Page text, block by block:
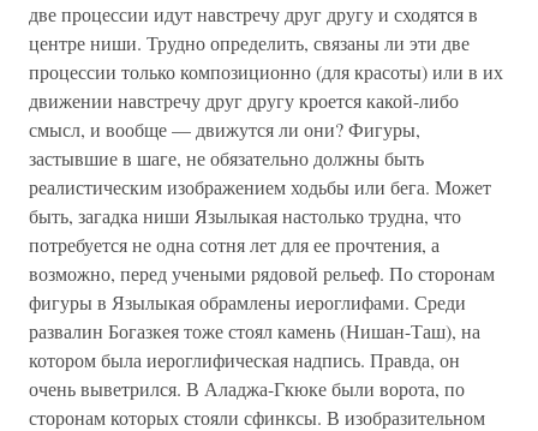
две процессии идут навстречу друг другу и сходятся в
центре ниши. Трудно определить, связаны ли эти две
процессии только композиционно (для красоты) или в их
движении навстречу друг другу кроется какой-либо
смысл, и вообще — движутся ли они? Фигуры,
застывшие в шаге, не обязательно должны быть
реалистическим изображением ходьбы или бега. Может
быть, загадка ниши Язылыкая настолько трудна, что
потребуется не одна сотня лет для ее прочтения, а
возможно, перед учеными рядовой рельеф. По сторонам
фигуры в Язылыкая обрамлены иероглифами. Среди
развалин Богазкея тоже стоял камень (Нишан-Таш), на
котором была иероглифическая надпись. Правда, он
очень выветрился. В Аладжа-Гкюке были ворота, по
сторонам которых стояли сфинксы. В изобразительном